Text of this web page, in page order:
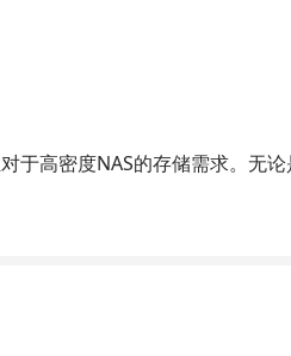
于高密度NAS的存储需求。无